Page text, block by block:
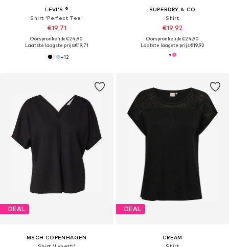
LEVI'S ®
Shirt 'Perfect Tee'
€19,71
Oorspronkelijk: €24,90
Laatste laagste prijs:€19,71
+12
SUPERDRY & CO
Shirt
€19,92
Oorspronkelijk: €24,90
Laatste laagste prijs:€19,92
DEAL
MSCH COPENHAGEN
DEAL
CREAM